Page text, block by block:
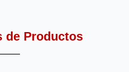
de Productos